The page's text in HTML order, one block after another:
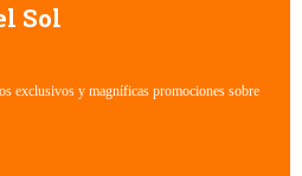
Sol
exclusivos y magníficas promociones sobre